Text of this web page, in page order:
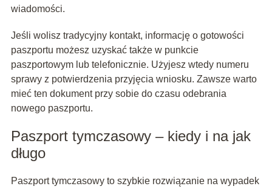
wiadomości.
Jeśli wolisz tradycyjny kontakt, informację o gotowości
paszportu możesz uzyskać także w punkcie
paszportowym lub telefonicznie. Użyjesz wtedy numeru
sprawy z potwierdzenia przyjęcia wniosku. Zawsze warto
mieć ten dokument przy sobie do czasu odebrania
nowego paszportu.
Paszport tymczasowy – kiedy i na jak
długo
Paszport tymczasowy to szybkie rozwiązanie na wypadek